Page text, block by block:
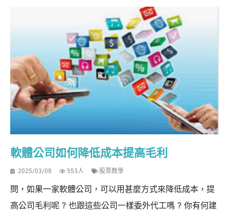
軟體公司如何降低成本提高毛利
2025/03/08 553人 股票教學
問，如果一家軟體公司，可以用甚麼方式來降低成本，提
高公司毛利呢 ? 也跟這些公司一樣委外代工嗎 ? 你有何建